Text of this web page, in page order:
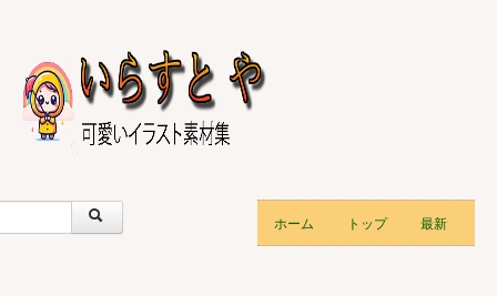
ホーム トップ 最新